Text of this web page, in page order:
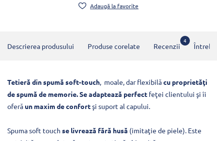
Adaugă la favorite
Descrierea produsului Produse corelate Recenzii
4
Tetieră din spumă soft-touch , moale, dar flexibilăcu proprietăţi
de spumă de memorie. Se adaptează perfect feţei clientului şi îi
oferă un maxim de confortşi suport al capului.
Spuma soft touch se livrează fără husă (imitaţie de piele). Este